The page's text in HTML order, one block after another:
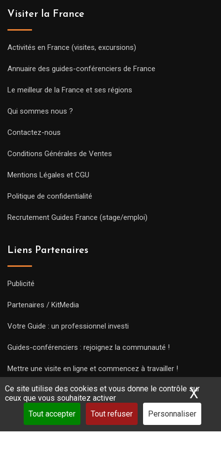
Ce site utilise des cookies et vous donne le contrôle sur
ceux que vous souhaitez activer
Tout accepter
Tout refuser Personnaliser
X
Visiter la France
Activités en France (visites, excursions)
Annuaire des guides-conférenciers de France
Le meilleur de la France et ses régions
Qui sommes nous ?
Contactez-nous
Conditions Générales de Ventes
Mentions Légales et CGU
Politique de confidentialité
Recrutement Guides France (stage/emploi)
Liens Partenaires
Publicité
Partenaires / KitMedia
Votre Guide : un professionnel investi
Guides-conférenciers : rejoignez la communauté !
Mettre une visite en ligne et commencez à travailler !